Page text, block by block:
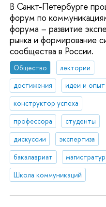
В Санкт-Петербурге
форум по
форума – развитие
рынка и формирование
сообщества в России.
Общество
лектории
достижения
идеи и опыт
конструктор успеха
профессора
студенты
дискуссии
экспертиза
бакалавриат
Школа коммуникаций